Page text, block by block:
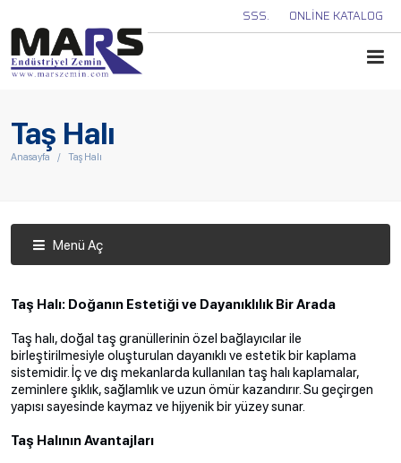
SSS. ONLINE KATALOG
Taş Halı
Anasayfa Taş Halı
Menü Aç
Taş Halı: Doğanın Estetiği ve Dayanıklılık Bir Arada
Taş halı, doğal taş granüllerinin özel bağlayıcılar ile
birleştirilmesiyle oluşturulan dayanıklı ve estetik bir kaplama
sistemidir. İç ve dış mekanlarda kullanılan taş halı kaplamalar,
zeminlere şıklık, sağlamlık ve uzun ömür kazandırır. Su geçirgen
yapısı sayesinde kaymaz ve hijyenik bir yüzey sunar.
Taş Halının Avantajları